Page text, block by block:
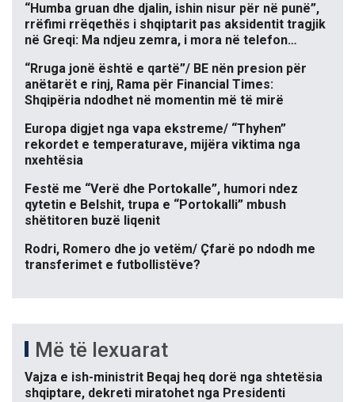
“Humba gruan dhe djalin, ishin nisur për në punë”,
rrëfimi rrëqethës i shqiptarit pas aksidentit tragjik
në Greqi: Ma ndjeu zemra, i mora në telefon…
“Rruga jonë është e qartë”/ BE nën presion për
anëtarët e rinj, Rama për Financial Times:
Shqipëria ndodhet në momentin më të mirë
Europa digjet nga vapa ekstreme/ “Thyhen”
rekordet e temperaturave, mijëra viktima nga
nxehtësia
Festë me “Verë dhe Portokalle”, humori ndez
qytetin e Belshit, trupa e “Portokalli” mbush
shëtitoren buzë liqenit
Rodri, Romero dhe jo vetëm/ Çfarë po ndodh me
transferimet e futbollistëve?
Më të lexuarat
Vajza e ish-ministrit Beqaj heq dorë nga shtetësia
shqiptare, dekreti miratohet nga Presidenti